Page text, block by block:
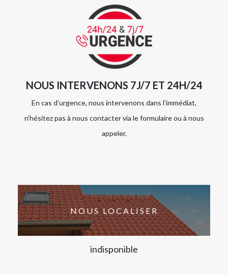
NOUS INTERVENONS 7J/7 ET 24H/24
En cas d’urgence, nous intervenons dans l’immédiat,
n’hésitez pas à nous contacter via le formulaire ou à nous
appeler.
NOUS LOCALISER
indisponible